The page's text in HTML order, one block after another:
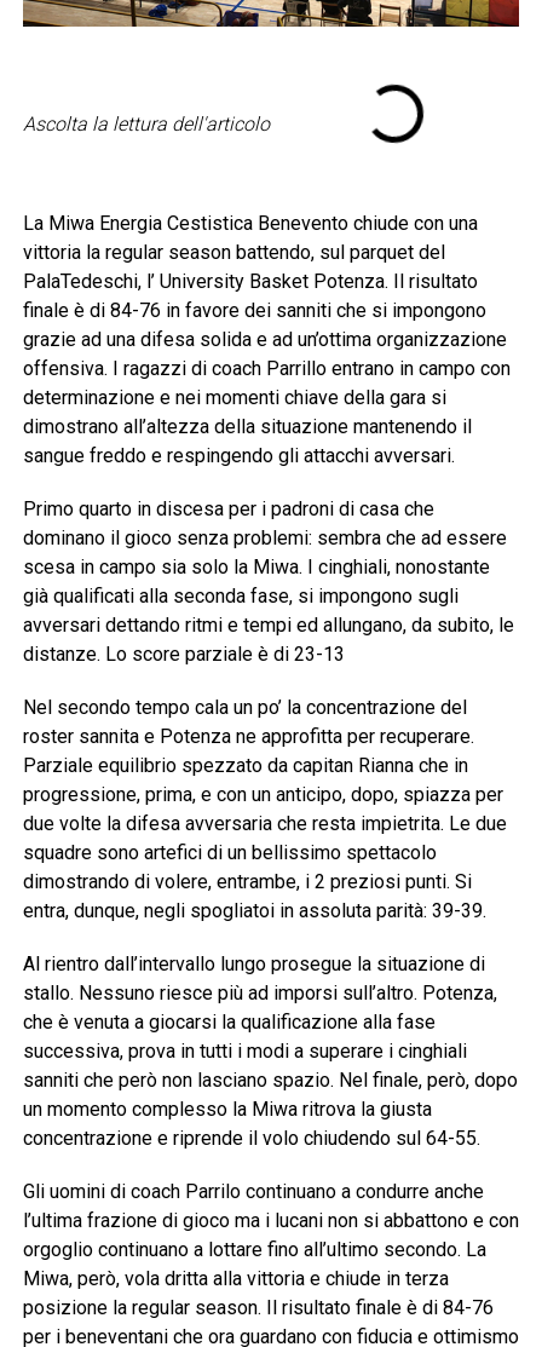
Ascolta la lettura dell'articolo
La Miwa Energia Cestistica Benevento chiude con una
vittoria la regular season battendo, sul parquet del
PalaTedeschi, l’ University Basket Potenza. Il risultato
finale è di 84-76 in favore dei sanniti che si impongono
grazie ad una difesa solida e ad un’ottima organizzazione
offensiva. I ragazzi di coach Parrillo entrano in campo con
determinazione e nei momenti chiave della gara si
dimostrano all’altezza della situazione mantenendo il
sangue freddo e respingendo gli attacchi avversari.
Primo quarto in discesa per i padroni di casa che
dominano il gioco senza problemi: sembra che ad essere
scesa in campo sia solo la Miwa. I cinghiali, nonostante
già qualificati alla seconda fase, si impongono sugli
avversari dettando ritmi e tempi ed allungano, da subito, le
distanze. Lo score parziale è di 23-13
Nel secondo tempo cala un po’ la concentrazione del
roster sannita e Potenza ne approfitta per recuperare.
Parziale equilibrio spezzato da capitan Rianna che in
progressione, prima, e con un anticipo, dopo, spiazza per
due volte la difesa avversaria che resta impietrita. Le due
squadre sono artefici di un bellissimo spettacolo
dimostrando di volere, entrambe, i 2 preziosi punti. Si
entra, dunque, negli spogliatoi in assoluta parità: 39-39.
Al rientro dall’intervallo lungo prosegue la situazione di
stallo. Nessuno riesce più ad imporsi sull’altro. Potenza,
che è venuta a giocarsi la qualificazione alla fase
successiva, prova in tutti i modi a superare i cinghiali
sanniti che però non lasciano spazio. Nel finale, però, dopo
un momento complesso la Miwa ritrova la giusta
concentrazione e riprende il volo chiudendo sul 64-55.
Gli uomini di coach Parrilo continuano a condurre anche
l’ultima frazione di gioco ma i lucani non si abbattono e con
orgoglio continuano a lottare fino all’ultimo secondo. La
Miwa, però, vola dritta alla vittoria e chiude in terza
posizione la regular season. Il risultato finale è di 84-76
per i beneventani che ora guardano con fiducia e ottimismo